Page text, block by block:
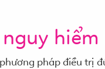
hiểm
pháp điều trị